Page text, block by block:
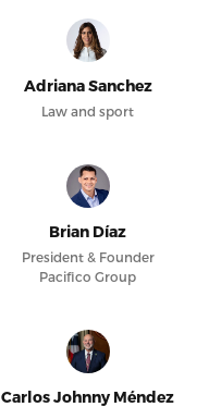
Adriana Sanchez
Law and sport
Brian Díaz
President & Founder
Pacifico Group
Carlos Johnny Méndez